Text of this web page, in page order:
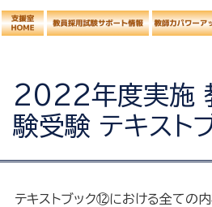
2022年度実施
験受験 テキスト
テキストブック⑫における全ての